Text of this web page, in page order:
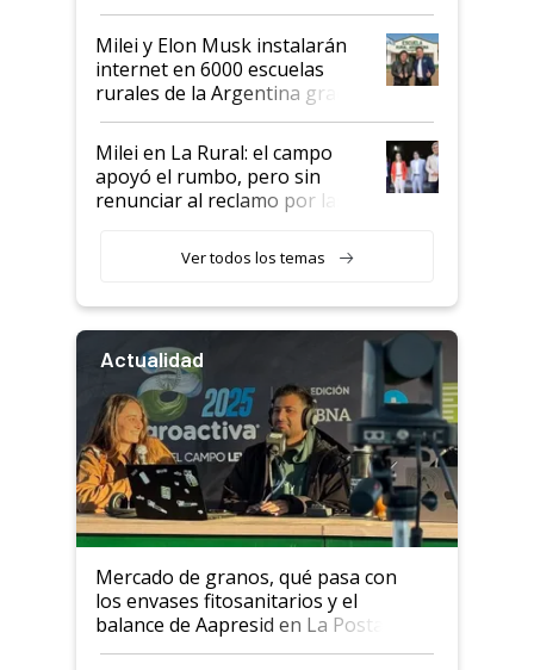
Milei y Elon Musk instalarán
internet en 6000 escuelas
rurales de la Argentina gracias
a un acuerdo con Starlink
Milei en La Rural: el campo
apoyó el rumbo, pero sin
renunciar al reclamo por las
Ver todos los temas
Actualidad
Mercado de granos, qué pasa con
los envases fitosanitarios y el
balance de Aapresid en La Posta